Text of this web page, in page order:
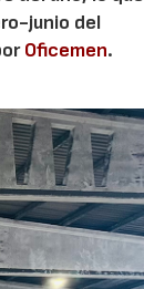
junio del
Oficemen.